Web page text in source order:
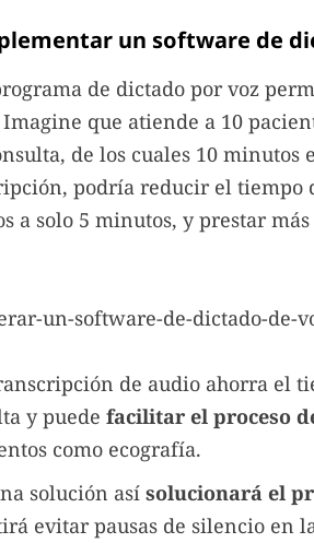
un software de
de dictado por voz
que atiende a 10
de los cuales 10 minutos
podría reducir el tiempo
a solo 5 minutos, y prestar
de audio ahorra el
y puede facilitar el proceso
como ecografía.
solución así solucionará el
evitar pausas de silencio en